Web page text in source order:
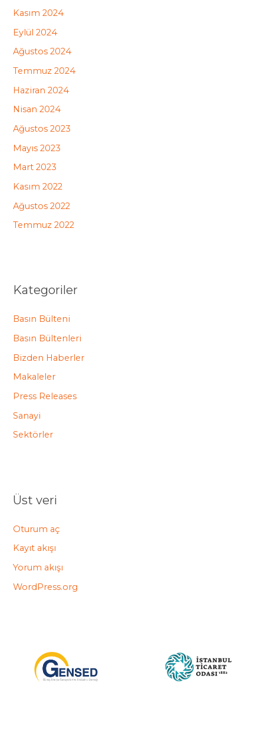
Kasım 2024
Eylül 2024
Ağustos 2024
Temmuz 2024
Haziran 2024
Nisan 2024
Ağustos 2023
Mayıs 2023
Mart 2023
Kasım 2022
Ağustos 2022
Temmuz 2022
Kategoriler
Basın Bülteni
Basın Bültenleri
Bizden Haberler
Makaleler
Press Releases
Sanayi
Sektörler
Üst veri
Oturum aç
Kayıt akışı
Yorum akışı
WordPress.org